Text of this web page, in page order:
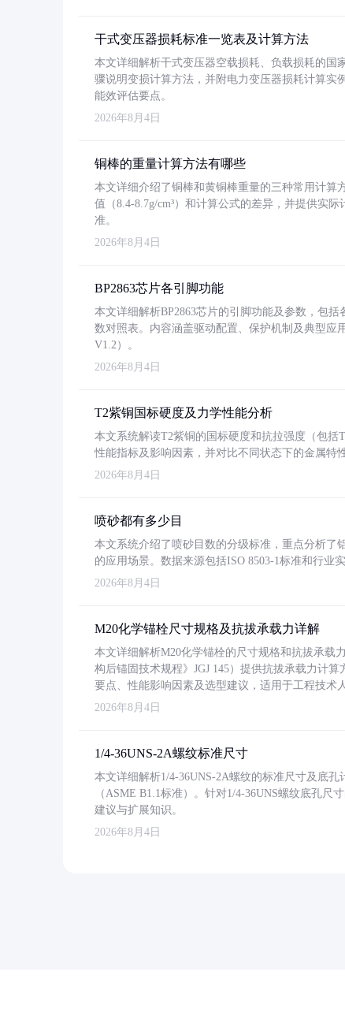
干式变压器损耗标准一览表及计算方法
本文详细解析干式变压器空载损耗、负载损耗的国
骤说明变损计算方法，并附电力变压器损耗计算实
能效评估要点。
2026年8月4日
铜棒的重量计算方法有哪些
本文详细介绍了铜棒和黄铜棒重量的三种常用计算
值（8.4-8.7g/cm³）和计算公式的差异，并提供实
准。
2026年8月4日
BP2863芯片各引脚功能
本文详细解析BP2863芯片的引脚功能及参数，包
数对照表。内容涵盖驱动配置、保护机制及典型应
V1.2）。
2026年8月4日
T2紫铜国标硬度及力学性能分析
本文系统解读T2紫铜的国标硬度和抗拉强度（包括
性能指标及影响因素，并对比不同状态下的金属特
2026年8月4日
喷砂都有多少目
本文系统介绍了喷砂目数的分级标准，重点分析了
的应用场景。数据来源包括ISO 8503-1标准和行业
2026年8月4日
M20化学锚栓尺寸规格及抗拔承载力详解
本文详细解析M20化学锚栓的尺寸规格和抗拔承载
构后锚固技术规程》JGJ 145）提供抗拔承载力计
要点、性能影响因素及选型建议，适用于工程技术
2026年8月4日
1/4-36UNS-2A螺纹标准尺寸
本文详细解析1/4-36UNS-2A螺纹的标准尺寸及底
（ASME B1.1标准）。针对1/4-36UNS螺纹底孔
建议与扩展知识。
2026年8月4日